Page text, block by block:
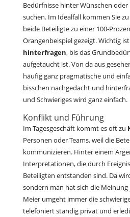
Bedürfnisse hinter Wünschen
suchen. Im Idealfall kommen Sie
beide Beteiligte zu einer 100-
Orangenbeispiel gezeigt. Wichtig
hinterfragen, bis das
aufgetaucht ist. Von da aus
häufig ganz pragmatische und
bisschen nachgedacht und
und Schwieriges wird ganz einfach.
Konflikt und Führung
Im Tagesgeschäft kommt es oft zu
Personen oder Teams, weil die
kommunizieren. Hinter einem
Interpretationen, die durch
Beteiligten entstanden sind. Da
sondern man hat sich die Meinung
Meier umgeht immer die
telefoniert ständig privat und